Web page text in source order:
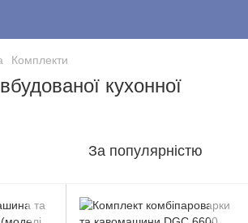
Комплекти
кухонної
За популярністю